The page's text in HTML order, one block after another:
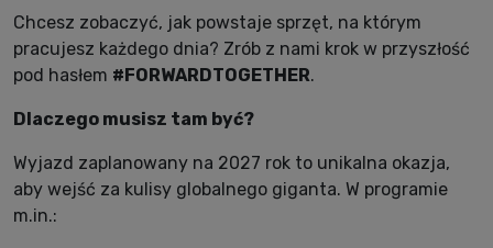
Chcesz zobaczyć, jak powstaje sprzęt, na którym
pracujesz każdego dnia? Zrób z nami krok w przyszłość
pod hasłem #FORWARDTOGETHER.
Dlaczego musisz tam być?
Wyjazd zaplanowany na 2027 rok to unikalna okazja,
aby wejść za kulisy globalnego giganta. W programie
m.in.: